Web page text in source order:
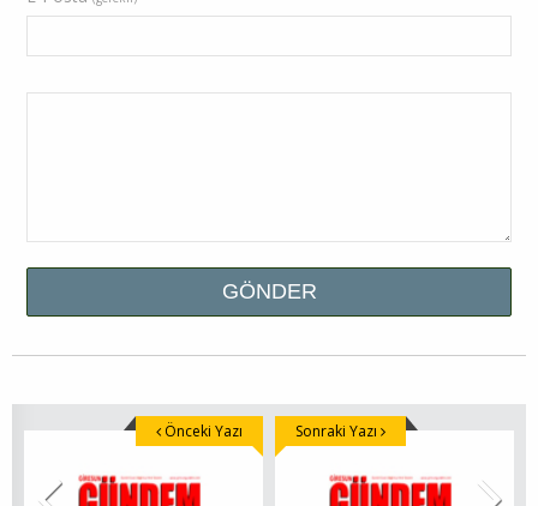
Önceki Yazı Sonraki Yazı